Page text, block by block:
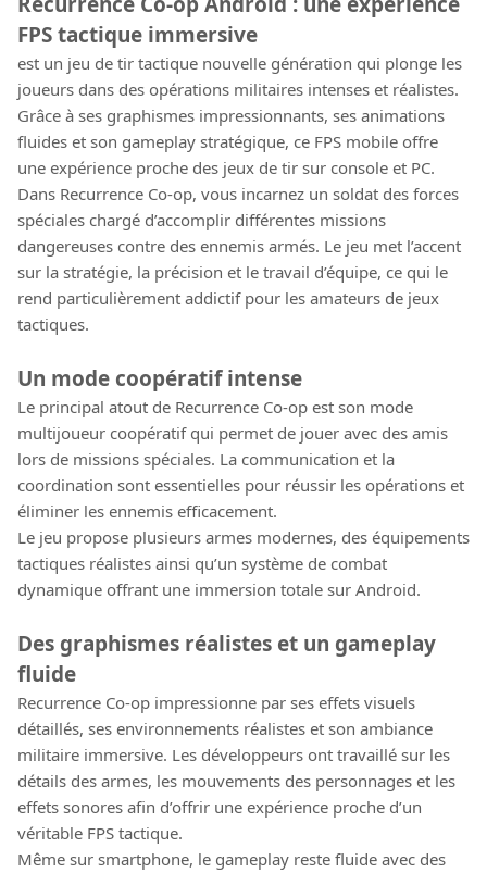
FPS tactique immersive
est un jeu de tir tactique nouvelle génération qui plonge les
joueurs dans des opérations militaires intenses et réalistes.
Grâce à ses graphismes impressionnants, ses animations
fluides et son gameplay stratégique, ce FPS mobile offre
une expérience proche des jeux de tir sur console et PC.
Dans Recurrence Co-op, vous incarnez un soldat des forces
spéciales chargé d’accomplir différentes missions
dangereuses contre des ennemis armés. Le jeu met l’accent
sur la stratégie, la précision et le travail d’équipe, ce qui le
rend particulièrement addictif pour les amateurs de jeux
tactiques.
Un mode coopératif intense
Le principal atout de Recurrence Co-op est son mode
multijoueur coopératif qui permet de jouer avec des amis
lors de missions spéciales. La communication et la
coordination sont essentielles pour réussir les opérations et
éliminer les ennemis efficacement.
Le jeu propose plusieurs armes modernes, des équipements
tactiques réalistes ainsi qu’un système de combat
dynamique offrant une immersion totale sur Android.
Des graphismes réalistes et un gameplay
fluide
Recurrence Co-op impressionne par ses effets visuels
détaillés, ses environnements réalistes et son ambiance
militaire immersive. Les développeurs ont travaillé sur les
détails des armes, les mouvements des personnages et les
effets sonores afin d’offrir une expérience proche d’un
véritable FPS tactique.
Même sur smartphone, le gameplay reste fluide avec des